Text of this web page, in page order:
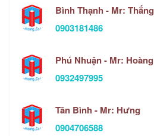
Bình Thạnh - Mr: Thắng
0903181486
Phú Nhuận - Mr: Hoàng
0932497995
Tân Bình - Mr: Hưng
0904706588